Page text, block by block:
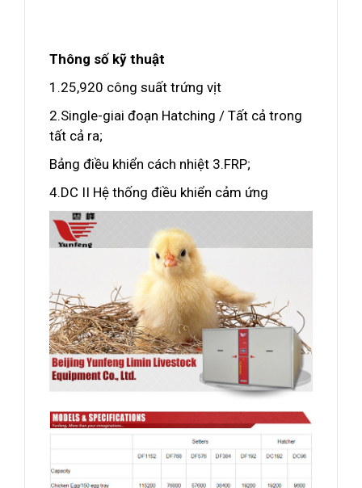
Thông số kỹ thuật
1.25,920 công suất trứng vịt
2.Single-giai đoạn Hatching / Tất cả trong
tất cả ra;
Bảng điều khiển cách nhiệt 3.FRP;
4.DC II Hệ thống điều khiển cảm ứng